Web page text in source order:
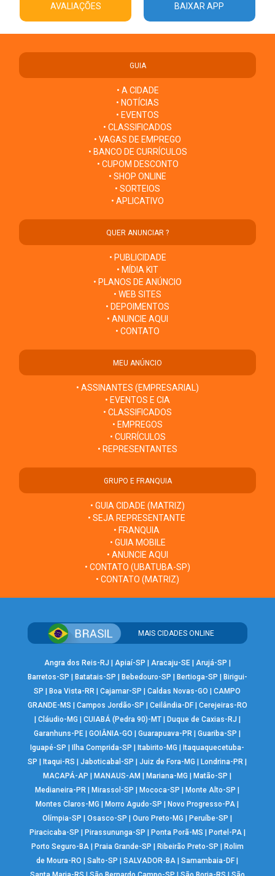
AVALIAÇÕES BAIXAR APP
GUIA
• A CIDADE
• NOTÍCIAS
• EVENTOS
• CLASSIFICADOS
• VAGAS DE EMPREGO
• BANCO DE CURRÍCULOS
• CUPOM DESCONTO
• SHOP ONLINE
• SORTEIOS
• APLICATIVO
QUER ANUNCIAR ?
• PUBLICIDADE
• MÍDIA KIT
• PLANOS DE ANÚNCIO
• WEB SITES
• DEPOIMENTOS
• ANUNCIE AQUI
• CONTATO
MEU ANÚNCIO
• ASSINANTES (EMPRESARIAL)
• EVENTOS E CIA
• CLASSIFICADOS
• EMPREGOS
• CURRÍCULOS
• REPRESENTANTES
GRUPO E FRANQUIA
• GUIA CIDADE (MATRIZ)
• SEJA REPRESENTANTE
• FRANQUIA
• GUIA MOBILE
• ANUNCIE AQUI
• CONTATO (UBATUBA-SP)
• CONTATO (MATRIZ)
MAIS CIDADES ONLINE
Angra dos Reis-RJ | Apiaí-SP | Aracaju-SE| Arujá-SP |
Barretos-SP | Batatais-SP | Bebedouro-SP | Bertioga-SP | Birigui-
SP |Boa Vista-RR |Cajamar-SP |Caldas Novas-GO |CAMPO
GRANDE-MS | Campos Jordão-SP | Ceilândia-DF| Cerejeiras-RO
| Cláudio-MG | CUIABÁ (Pedra 90)-MT| Duque de Caxias-RJ |
Garanhuns-PE |GOIÂNIA-GO |Guarapuava-PR |Guariba-SP |
Iguapé-SP |Ilha Comprida-SP |Itabirito-MG |Itaquaquecetuba-
SP |Itaqui-RS |Jaboticabal-SP |Juiz de Fora-MG |Londrina-PR |
MACAPÁ-AP |MANAUS-AM |Mariana-MG |Matão-SP |
Medianeira-PR |Mirassol-SP |Mococa-SP |Monte Alto-SP |
Montes Claros-MG |Morro Agudo-SP |Novo Progresso-PA |
Olímpia-SP |Osasco-SP |Ouro Preto-MG |Peruíbe-SP |
Piracicaba-SP | Pirassununga-SP | Ponta Porã-MS | Portel-PA|
Porto Seguro-BA| Praia Grande-SP | Ribeirão Preto-SP | Rolim
de Moura-RO |Salto-SP |SALVADOR-BA |Samambaia-DF |